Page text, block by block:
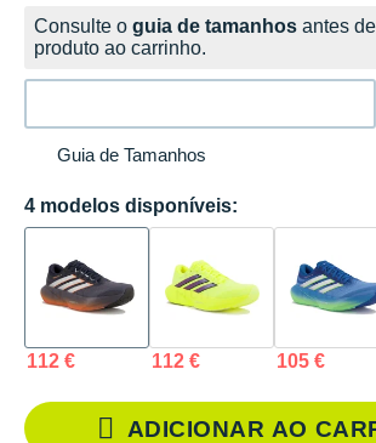
Consulte o guia de tamanhos antes
produto ao carrinho.
Guia de Tamanhos
4 modelos disponíveis:
112 € 112 € 105 €
ADICIONAR AO